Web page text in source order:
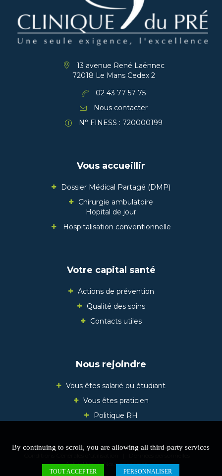
13 avenue René Laënnec
72018 Le Mans Cedex 2
02 43 77 57 75
Nous contacter
N° FINESS : 720000199
Vous accueillir
Dossier Médical Partagé (DMP)
Chirurgie ambulatoire
Hopital de jour
Hospitalisation conventionnelle
Votre capital santé
Actions de prévention
Qualité des soins
Contacts utiles
Nous rejoindre
Vous êtes salarié ou étudiant
Vous êtes praticien
Politique RH
Mentions légales | Politique relative aux cookies|
Actualités| Nous contacter
By continuing to scroll, you are allowing all third-party services
TOUT ACCEPTER PERSONNALISER